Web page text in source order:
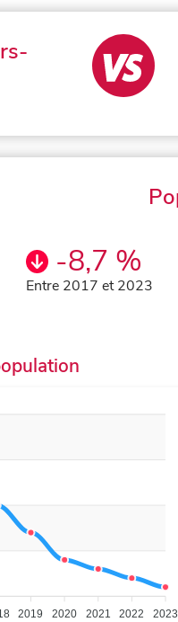
-8,7 %
Entre 2017 et 2023
2019 2020 2021 2022 2023